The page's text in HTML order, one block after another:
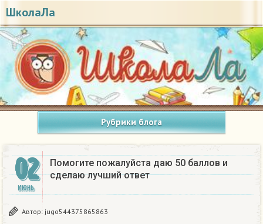
ШколаЛа
Рубрики блога
02
ИЮНЬ
Помогите пожалуйста даю 50 баллов и
сделаю лучший ответ ​
Автор: jugo544375865863